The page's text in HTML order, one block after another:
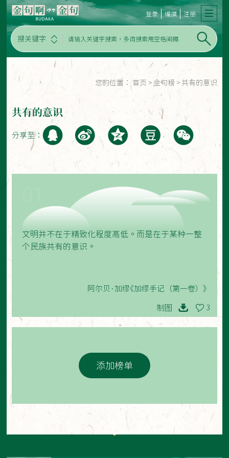
搜关键字
登录 编撰 注册
您的位置： 首页 > 金句榜 > 共有的意识
共有的意识
分享至：
文明并不在于精致化程度高低。而是在于某种一整
个民族共有的意识。
阿尔贝·加缪《加缪手记（第一卷）》
制图 3
添加榜单